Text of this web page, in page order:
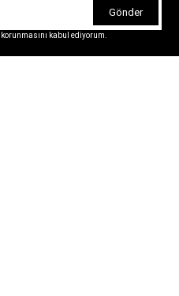
Gönder
korunmasını kabul ediyorum.